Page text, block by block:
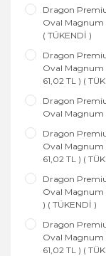
Dragon
Oval Magnum
( TÜKENDİ )
Dragon
Oval Magnum
61,02 TL ) (
Dragon
Oval Magnum
Dragon
Oval Magnum
61,02 TL ) (
Dragon
Oval Magnum
) ( TÜKENDİ )
Dragon
Oval Magnum
61,02 TL ) (